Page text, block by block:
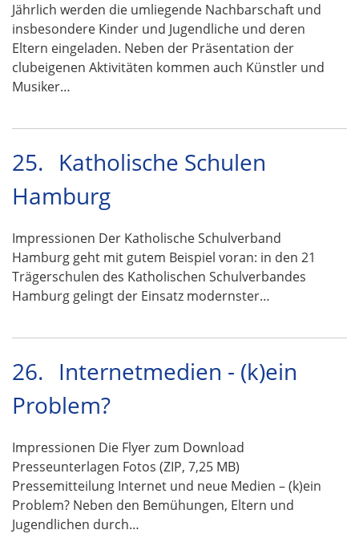
Jährlich werden die umliegende Nachbarschaft und
insbesondere Kinder und Jugendliche und deren
Eltern eingeladen. Neben der Präsentation der
clubeigenen Aktivitäten kommen auch Künstler und
Musiker…
25. Katholische Schulen
Hamburg
Impressionen Der Katholische Schulverband
Hamburg geht mit gutem Beispiel voran: in den 21
Trägerschulen des Katholischen Schulverbandes
Hamburg gelingt der Einsatz modernster…
26. Internetmedien - (k)ein
Problem?
Impressionen Die Flyer zum Download
Presseunterlagen Fotos (ZIP, 7,25 MB)
Pressemitteilung Internet und neue Medien – (k)ein
Problem? Neben den Bemühungen, Eltern und
Jugendlichen durch…